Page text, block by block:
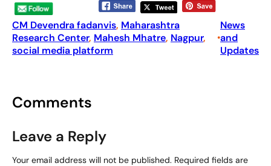
CM Devendra fadanvis, Maharashtra
Research Center, Mahesh Mhatre, Nagpur
social media platform
•
News
and
Updates
Comments
Leave a Reply
Your email address will not be published. Required fields are